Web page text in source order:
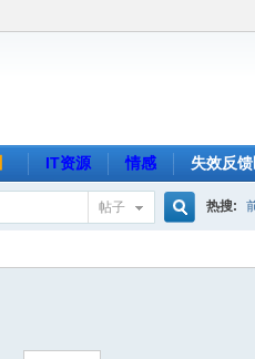
IT资源 情感 失效反
帖子 热搜: